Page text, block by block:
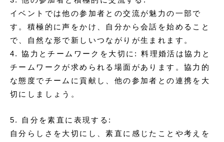
イベントでは他の参加者との交流が魅力の一部で
す。積極的に声をかけ、自分から会話を始めること
で、自然な形で新しいつながりが生まれます。
4. 協力とチームワークを大切に: 料理婚活は協力と
チームワークが求められる場面があります。協力的
な態度でチームに貢献し、他の参加者との連携を大
切にしましょう。
5. 自分を素直に表現する:
自分らしさを大切にし、素直に感じたことや考えを